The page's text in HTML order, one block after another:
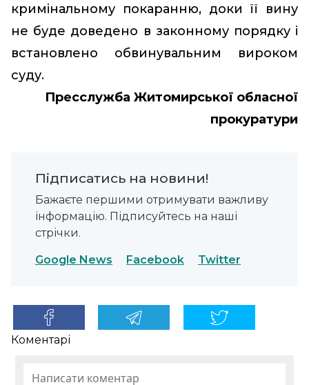
кримінальному покаранню, доки її вину
не буде доведено в законному порядку і
встановлено обвинувальним вироком
суду.
Пресслужба Житомирської обласної
прокуратури
Підписатись на новини!
Бажаєте першими отримувати важливу
інформацію. Підписуйтесь на наші
стрічки.
Google News Facebook Twitter
Коментарі